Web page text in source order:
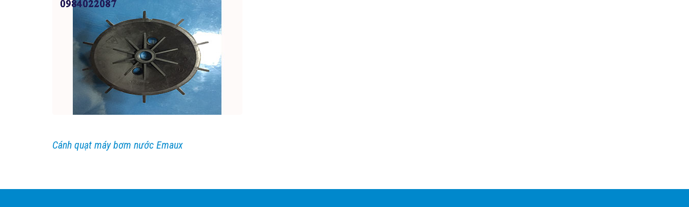
Cánh quạt máy bơm nước Emaux